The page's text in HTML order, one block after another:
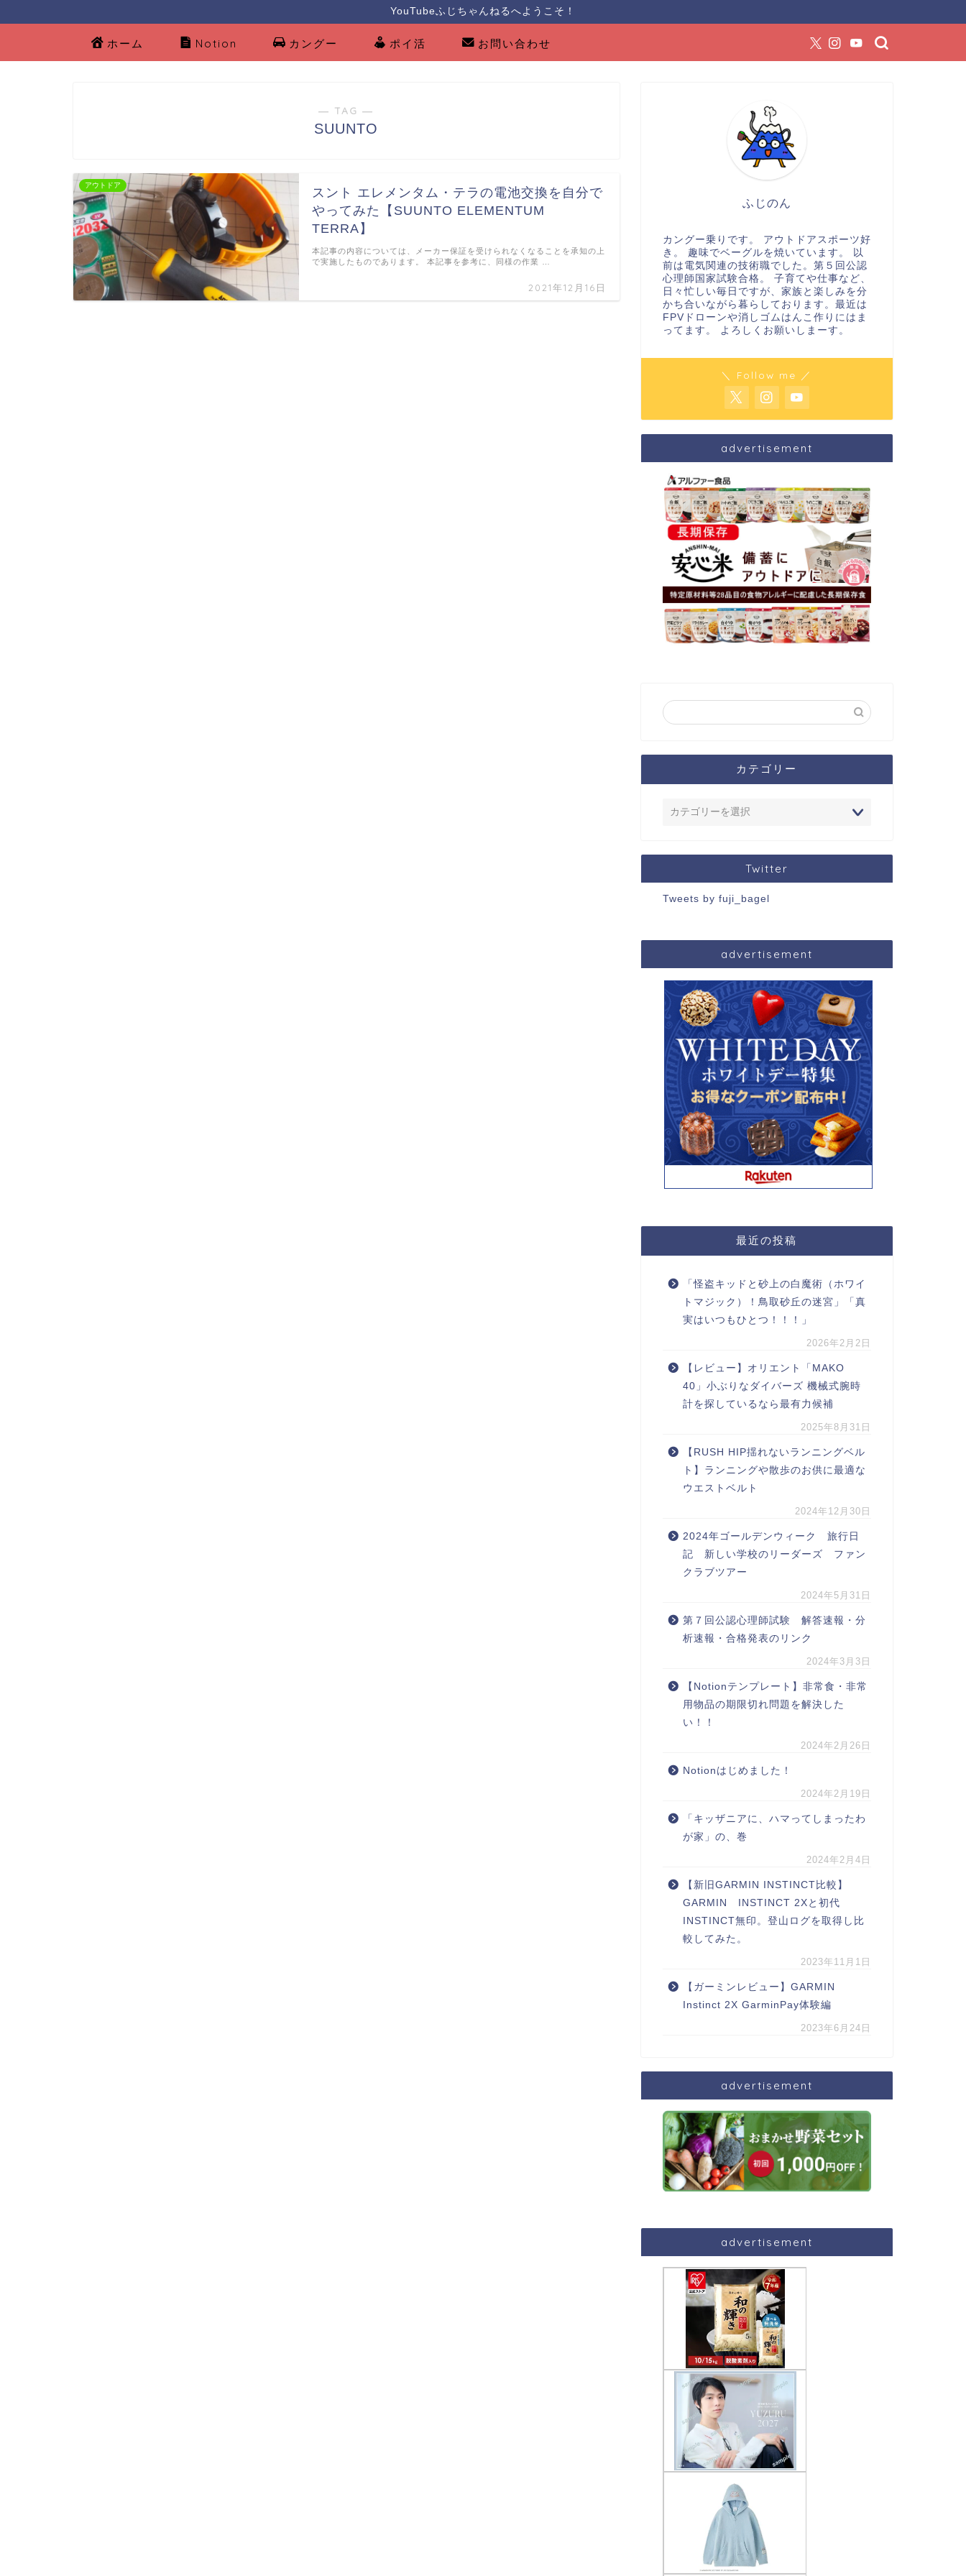
YouTubeふじちゃんねるへようこそ！
ホーム Notion カングー ポイ活 お問い合わせ
― TAG ―
SUUNTO
アウトドア
スント エレメンタム・テラの電池交換を自分で
やってみた【SUUNTO ELEMENTUM
TERRA】
2021年12月16日
本記事の内容については、メーカー保証を受けられなくなることを承知の上
で実施したものであります。 本記事を参考に、同様の作業 …
ふじのん
カングー乗りです。 アウトドアスポーツ好
き。 趣味でベーグルを焼いています。 以
前は電気関連の技術職でした。第５回公認
心理師国家試験合格。 子育てや仕事など、
日々忙しい毎日ですが、家族と楽しみを分
かち合いながら暮らしております。最近は
FPVドローンや消しゴムはんこ作りにはま
ってます。 よろしくお願いしまーす。
＼ Follow me ／
advertisement
カテゴリー
Twitter
Tweets by fuji_bagel
advertisement
最近の投稿
「怪盗キッドと砂上の白魔術（ホワイ
トマジック）！鳥取砂丘の迷宮」「真
実はいつもひとつ！！！」
2026年2月2日
【レビュー】オリエント「MAKO
40」小ぶりなダイバーズ 機械式腕時
計を探しているなら最有力候補
2025年8月31日
【RUSH HIP揺れないランニングベル
ト】ランニングや散歩のお供に最適な
ウエストベルト
2024年12月30日
2024年ゴールデンウィーク 旅行日
記 新しい学校のリーダーズ ファン
クラブツアー
2024年5月31日
第７回公認心理師試験 解答速報・分
析速報・合格発表のリンク
2024年3月3日
【Notionテンプレート】非常食・非常
用物品の期限切れ問題を解決した
い！！
2024年2月26日
Notionはじめました！
2024年2月19日
「キッザニアに、ハマってしまったわ
が家」の、巻
2024年2月4日
【新旧GARMIN INSTINCT比較】
GARMIN INSTINCT 2Xと初代
INSTINCT無印。登山ログを取得し比
較してみた。
2023年11月1日
【ガーミンレビュー】GARMIN
Instinct 2X GarminPay体験編
2023年6月24日
advertisement
advertisement